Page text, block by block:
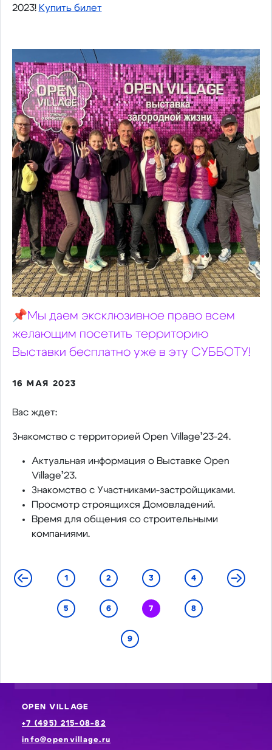
2023! Купить билет
📌Мы даем эксклюзивное право всем
желающим посетить территорию
Выставки бесплатно уже в эту СУББОТУ!
16 МАЯ 2023
Вас ждет:
️Знакомство с территорией Open Village’23-24.
️Актуальная информация о Выставке Open
Village’23.
️Знакомство с Участниками-застройщиками.
️Просмотр строящихся Домовладений.
️Время для общения со строительными
компаниями.
1 2 3 4
5 6 7 8
9
OPEN VILLAGE
+7 (495) 215-08-82
info@openvillage.ru